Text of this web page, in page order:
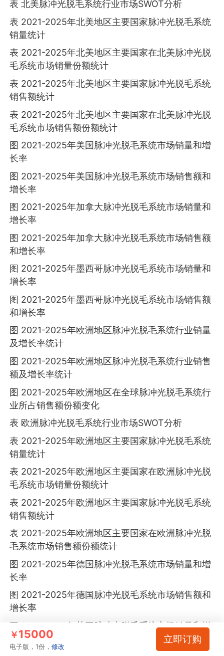
表 北美脉冲光脱毛系统行业市场SWOT分析
表 2021-2025年北美地区主要国家脉冲光脱毛系统
销量统计
表 2021-2025年北美地区主要国家在北美脉冲光脱
毛系统市场销量份额统计
表 2021-2025年北美地区主要国家脉冲光脱毛系统
销售额统计
表 2021-2025年北美地区主要国家在北美脉冲光脱
毛系统市场销售额份额统计
图 2021-2025年美国脉冲光脱毛系统市场销量和增
长率
图 2021-2025年美国脉冲光脱毛系统市场销售额和
增长率
图 2021-2025年加拿大脉冲光脱毛系统市场销量和
增长率
图 2021-2025年加拿大脉冲光脱毛系统市场销售额
和增长率
图 2021-2025年墨西哥脉冲光脱毛系统市场销量和
增长率
图 2021-2025年墨西哥脉冲光脱毛系统市场销售额
和增长率
图 2021-2025年欧洲地区脉冲光脱毛系统行业销量
及增长率统计
图 2021-2025年欧洲地区脉冲光脱毛系统行业销售
额及增长率统计
图 2021-2025年欧洲地区在全球脉冲光脱毛系统行
业所占销售额份额变化
表 欧洲脉冲光脱毛系统行业市场SWOT分析
表 2021-2025年欧洲地区主要国家脉冲光脱毛系统
销量统计
表 2021-2025年欧洲地区主要国家在欧洲脉冲光脱
毛系统市场销量份额统计
表 2021-2025年欧洲地区主要国家脉冲光脱毛系统
销售额统计
表 2021-2025年欧洲地区主要国家在欧洲脉冲光脱
毛系统市场销售额份额统计
图 2021-2025年德国脉冲光脱毛系统市场销量和增
长率
图 2021-2025年德国脉冲光脱毛系统市场销售额和
增长率
图 2021-2025年英国脉冲光脱毛系统市场销量和增
长率
￥15000
电子版，1份，修改
立即订购